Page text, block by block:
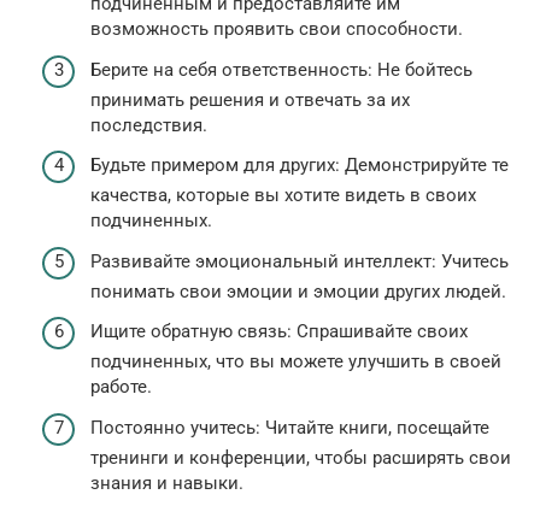
возможность проявить свои способности.
Берите на себя ответственность: Не бойтесь
принимать решения и отвечать за их
последствия.
Будьте примером для других: Демонстрируйте те
качества, которые вы хотите видеть в своих
подчиненных.
Развивайте эмоциональный интеллект: Учитесь
понимать свои эмоции и эмоции других людей.
Ищите обратную связь: Спрашивайте своих
подчиненных, что вы можете улучшить в своей
работе.
Постоянно учитесь: Читайте книги, посещайте
тренинги и конференции, чтобы расширять свои
знания и навыки.